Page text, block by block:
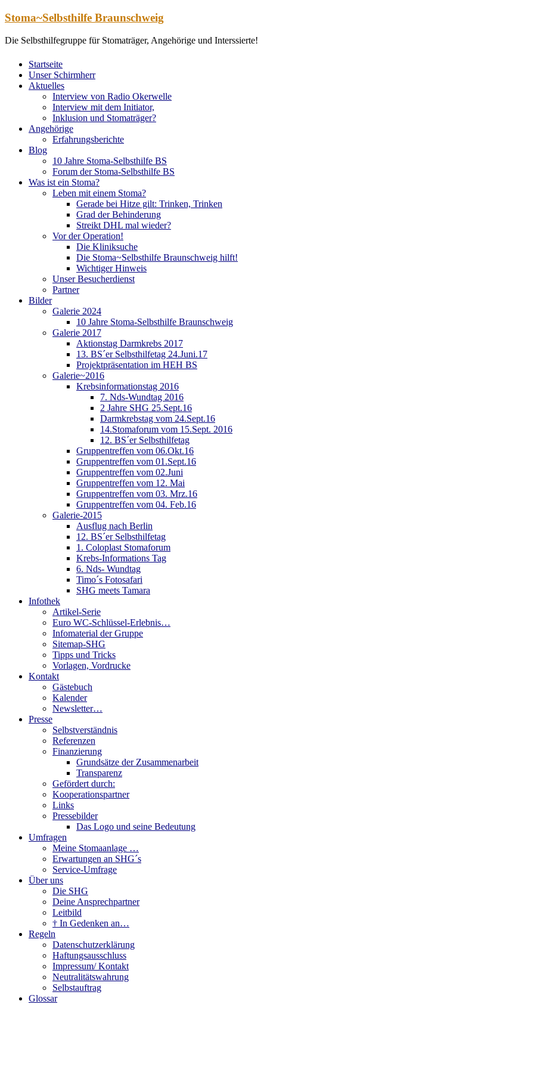
Zum
springen
Stoma~Selbsthilfe Braunschweig
Die Selbsthilfegruppe für Stomaträger, Angehörige und Interssierte!
Startseite
Unser Schirmherr
Aktuelles
Interview von Radio Okerwelle
Interview mit dem Initiator,
Inklusion und Stomaträger?
Angehörige
Erfahrungsberichte
Blog
10 Jahre Stoma-Selbsthilfe BS
Forum der Stoma-Selbsthilfe BS
Was ist ein Stoma?
Leben mit einem Stoma?
Gerade bei Hitze gilt: Trinken, Trinken
Grad der Behinderung
Streikt DHL mal wieder?
Vor der Operation!
Die Kliniksuche
Die Stoma~Selbsthilfe Braunschweig hilft!
Wichtiger Hinweis
Unser Besucherdienst
Partner
Bilder
Galerie 2024
10 Jahre Stoma-Selbsthilfe Braunschweig
Galerie 2017
Aktionstag Darmkrebs 2017
13. BS´er Selbsthilfetag 24.Juni.17
Projektpräsentation im HEH BS
Galerie~2016
Krebsinformationstag 2016
7. Nds-Wundtag 2016
2 Jahre SHG 25.Sept.16
Darmkrebstag vom 24.Sept.16
14.Stomaforum vom 15.Sept. 2016
12. BS´er Selbsthilfetag
Gruppentreffen vom 06.Okt.16
Gruppentreffen vom 01.Sept.16
Gruppentreffen vom 02.Juni
Gruppentreffen vom 12. Mai
Gruppentreffen vom 03. Mrz.16
Gruppentreffen vom 04. Feb.16
Galerie-2015
Ausflug nach Berlin
12. BS´er Selbsthilfetag
1. Coloplast Stomaforum
Krebs-Informations Tag
6. Nds- Wundtag
Timo´s Fotosafari
SHG meets Tamara
Infothek
Artikel-Serie
Euro WC-Schlüssel-Erlebnis…
Infomaterial der Gruppe
Sitemap-SHG
Tipps und Tricks
Vorlagen, Vordrucke
Kontakt
Gästebuch
Kalender
Newsletter…
Presse
Selbstverständnis
Referenzen
Finanzierung
Grundsätze der Zusammenarbeit
Transparenz
Gefördert durch:
Kooperationspartner
Links
Pressebilder
Das Logo und seine Bedeutung
Umfragen
Meine Stomaanlage …
Erwartungen an SHG´s
Service-Umfrage
Über uns
Die SHG
Deine Ansprechpartner
Leitbild
† In Gedenken an…
Regeln
Datenschutzerklärung
Haftungsausschluss
Impressum/ Kontakt
Neutralitätswahrung
Selbstauftrag
Glossar